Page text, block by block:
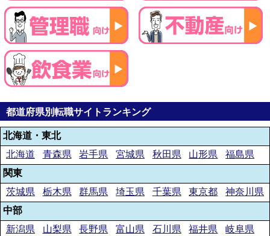
都道府県別転職サイトランキング
北海道・東北
北海道
青森県 岩手県 宮城県 秋田県 山形県
福島県
関東
茨城県
栃木県 群馬県 埼玉県 千葉県 東京都
神奈川県
中部
新潟県
山梨県 長野県 富山県 石川県 福井県
岐阜県